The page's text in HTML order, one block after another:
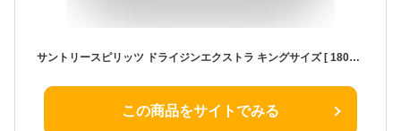
サントリースピリッツ ドライジンエクストラ キングサイズ [ 1800ml ]
この商品をサイトでみる